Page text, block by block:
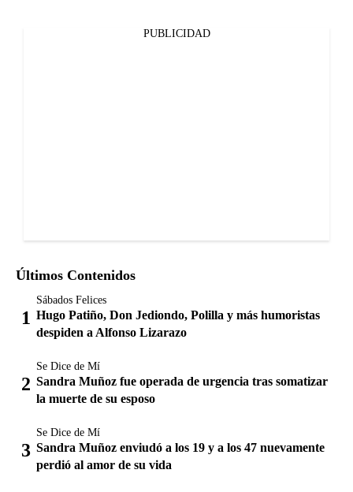
PUBLICIDAD
Últimos Contenidos
Sábados Felices
Hugo Patiño, Don Jediondo, Polilla y más humoristas
despiden a Alfonso Lizarazo
Se Dice de Mí
Sandra Muñoz fue operada de urgencia tras somatizar
la muerte de su esposo
Se Dice de Mí
Sandra Muñoz enviudó a los 19 y a los 47 nuevamente
perdió al amor de su vida